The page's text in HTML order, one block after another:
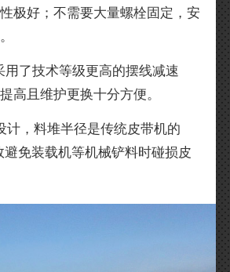
极好；不需要大量螺栓固定，安
用了技术等级更高的摆线减速
高且维护更换十分方便。
计，料堆半径是传统皮带机的
避免装载机等机械铲料时碰损皮